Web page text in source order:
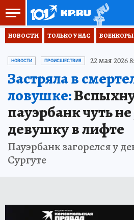
НОВОСТИ ТОЛЬКО У НАС ВОЕНКОРЫ
НОВОСТИ ПРОИСШЕСТВИЯ 22 мая 2026
Застряла в
ловушке:
пауэрбанк чуть
девушку в лифте
Пауэрбанк загорелся у
Сургуте